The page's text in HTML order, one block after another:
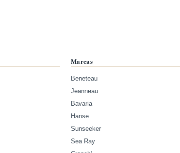
Marcas
Beneteau
Jeanneau
Bavaria
Hanse
Sunseeker
Sea Ray